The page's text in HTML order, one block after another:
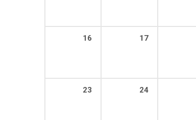
16 17
23 24